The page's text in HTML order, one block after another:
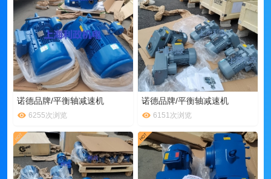
诺德品牌/平衡轴减速机
6255次浏览
诺德品牌/平衡轴减速机
6151次浏览